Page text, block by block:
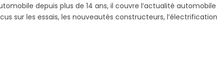
depuis plus de 14 ans, il couvre l’actualité automobile
sur les essais, les nouveautés constructeurs,